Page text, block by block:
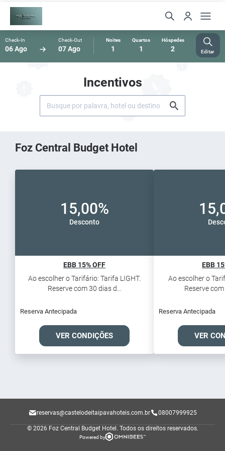
Check-In
06 Ago
Check-Out
07 Ago
Noites
1
Quartos
1
Hóspedes
2 Editar
Incentivos
Foz Central Budget Hotel
15,00%
Desconto
EBB 15% OFF
Ao escolher o Tarifário: Tarifa LIGHT.
Reserve com 30 dias d...
Reserva Antecipada
VER CONDIÇÕES
EBB
Ao escolher o
Reserve
Reserva Antecipada
VER
reservas@castelodeitaipavahoteis.com.br 08007999925
© 2026 Foz Central Budget Hotel. Todos os direitos reservados.
Powered by